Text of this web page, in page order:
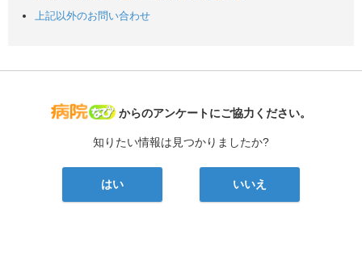
上記以外のお問い合わせ
病院なび
からのアンケートにご協力ください。
知りたい情報は見つかりましたか?
はい いいえ